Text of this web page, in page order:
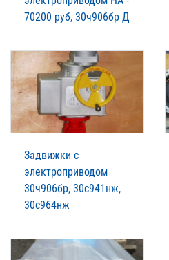
70200 руб, 30ч906бр Д
Задвижки с
электроприводом
30ч906бр, 30с941нж,
30с964нж